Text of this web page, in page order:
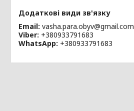
Email vasha.para.obyv@gmail.com
Viber +380933791683
WhatsApp +380933791683